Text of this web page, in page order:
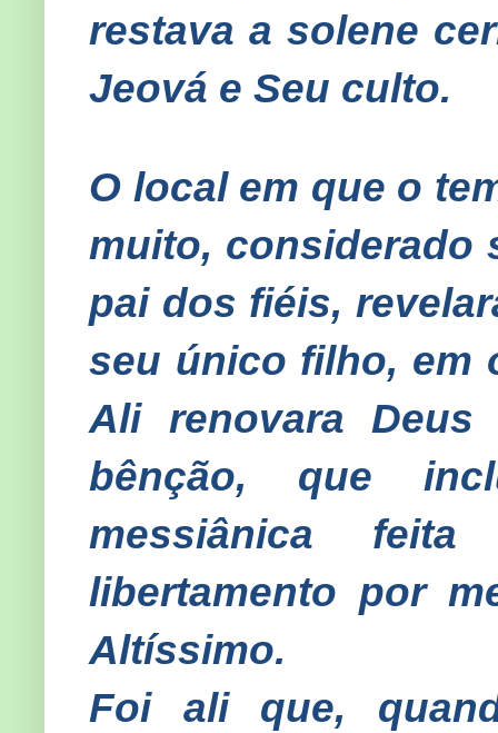
restava a solene
Jeová e Seu culto.
O local em que o
muito, considerado
pai dos fiéis,
seu único filho, em
Ali renovara
bênção, que
messiânica
libertamento por
Altíssimo.
Foi ali que,